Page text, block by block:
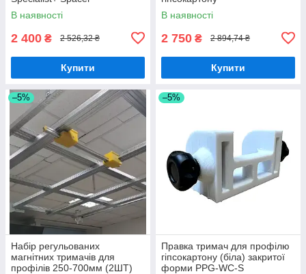
В наявності
2 400 ₴ 2 526,32 ₴
Купити
В наявності
2 750 ₴ 2 894,74 ₴
Купити
–5%
Набір регульованих
магнітних тримачів для
профілів 250-700мм (2ШТ)
–5%
Правка тримач для профілю
гіпсокартону (біла) закритої
форми PPG-WC-S